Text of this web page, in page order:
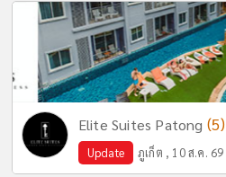
Elite Suites Patong (5)
Update ภูเก็ต , 10 ส.ค. 69